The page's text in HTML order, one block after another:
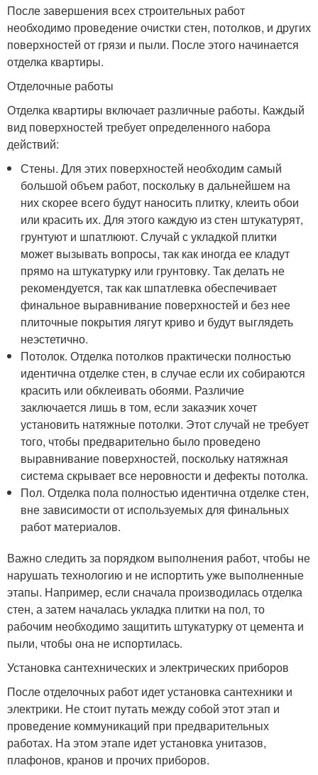
После завершения всех строительных работ
необходимо проведение очистки стен, потолков, и других
поверхностей от грязи и пыли. После этого начинается
отделка квартиры.
Отделочные работы
Отделка квартиры включает различные работы. Каждый
вид поверхностей требует определенного набора
действий:
Стены. Для этих поверхностей необходим самый
большой объем работ, поскольку в дальнейшем на
них скорее всего будут наносить плитку, клеить обои
или красить их. Для этого каждую из стен штукатурят,
грунтуют и шпатлюют. Случай с укладкой плитки
может вызывать вопросы, так как иногда ее кладут
прямо на штукатурку или грунтовку. Так делать не
рекомендуется, так как шпатлевка обеспечивает
финальное выравнивание поверхностей и без нее
плиточные покрытия лягут криво и будут выглядеть
неэстетично.
Потолок. Отделка потолков практически полностью
идентична отделке стен, в случае если их собираются
красить или обклеивать обоями. Различие
заключается лишь в том, если заказчик хочет
установить натяжные потолки. Этот случай не требует
того, чтобы предварительно было проведено
выравнивание поверхностей, поскольку натяжная
система скрывает все неровности и дефекты потолка.
Пол. Отделка пола полностью идентична отделке стен,
вне зависимости от используемых для финальных
работ материалов.
Важно следить за порядком выполнения работ, чтобы не
нарушать технологию и не испортить уже выполненные
этапы. Например, если сначала производилась отделка
стен, а затем началась укладка плитки на пол, то
рабочим необходимо защитить штукатурку от цемента и
пыли, чтобы она не испортилась.
Установка сантехнических и электрических приборов
После отделочных работ идет установка сантехники и
электрики. Не стоит путать между собой этот этап и
проведение коммуникаций при предварительных
работах. На этом этапе идет установка унитазов,
плафонов, кранов и прочих приборов.